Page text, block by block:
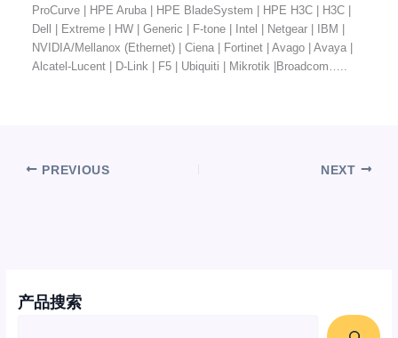
产品搜索
ProCurve | HPE Aruba | HPE BladeSystem | HPE H3C | H3C |
Dell | Extreme | HW | Generic | F-tone | Intel | Netgear | IBM |
NVIDIA/Mellanox (Ethernet) | Ciena | Fortinet | Avago | Avaya |
Alcatel-Lucent | D-Link | F5 | Ubiquiti | Mikrotik |Broadcom…..
PREVIOUS NEXT